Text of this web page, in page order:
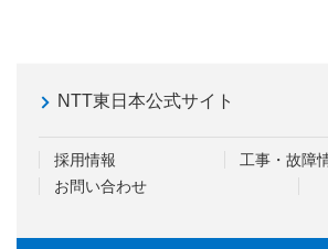
NTT東日本公式サイト
採用情報
工事・故障
お問い合わせ